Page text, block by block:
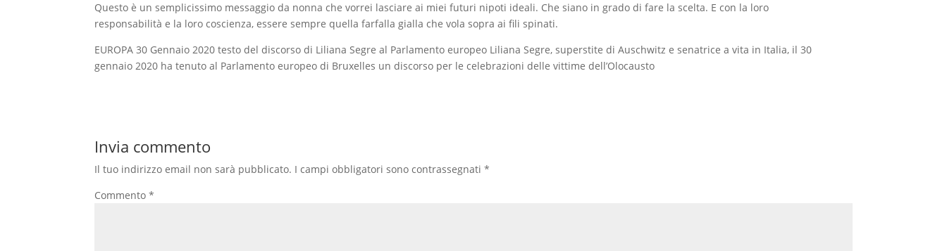
Questo è un semplicissimo messaggio da nonna che vorrei lasciare ai miei futuri nipoti ideali. Che siano in grado di fare la scelta. E con la loro
responsabilità e la loro coscienza, essere sempre quella farfalla gialla che vola sopra ai fili spinati.
EUROPA 30 Gennaio 2020 testo del discorso di Liliana Segre al Parlamento europeo Liliana Segre, superstite di Auschwitz e senatrice a vita in Italia, il 30
gennaio 2020 ha tenuto al Parlamento europeo di Bruxelles un discorso per le celebrazioni delle vittime dell’Olocausto
Invia commento
Il tuo indirizzo email non sarà pubblicato. I campi obbligatori sono contrassegnati*
Commento*